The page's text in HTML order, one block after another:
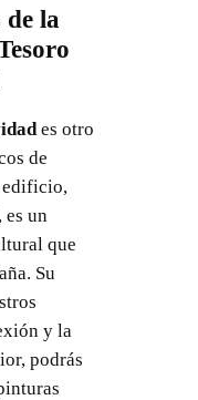
la
es otro
de
edificio,
un
que
Su
y la
podrás